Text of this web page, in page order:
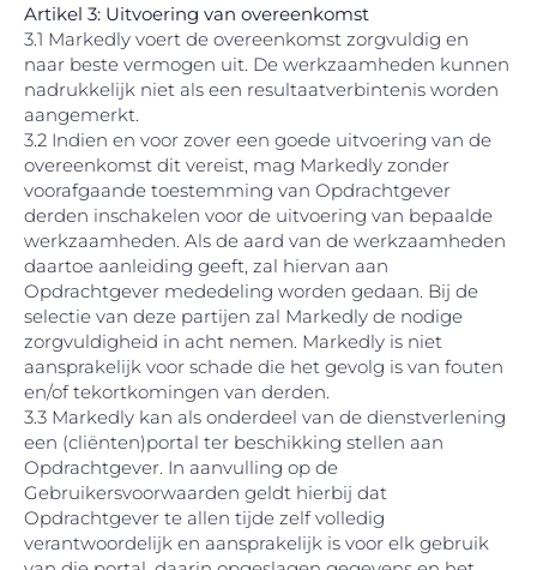
Artikel 3: Uitvoering van overeenkomst
3.1 Markedly voert de overeenkomst zorgvuldig en
naar beste vermogen uit. De werkzaamheden kunnen
nadrukkelijk niet als een resultaatverbintenis worden
aangemerkt.
3.2 Indien en voor zover een goede uitvoering van de
overeenkomst dit vereist, mag Markedly zonder
voorafgaande toestemming van Opdrachtgever
derden inschakelen voor de uitvoering van bepaalde
werkzaamheden. Als de aard van de werkzaamheden
daartoe aanleiding geeft, zal hiervan aan
Opdrachtgever mededeling worden gedaan. Bij de
selectie van deze partijen zal Markedly de nodige
zorgvuldigheid in acht nemen. Markedly is niet
aansprakelijk voor schade die het gevolg is van fouten
en/of tekortkomingen van derden.
3.3 Markedly kan als onderdeel van de dienstverlening
een (cliënten)portal ter beschikking stellen aan
Opdrachtgever. In aanvulling op de
Gebruikersvoorwaarden geldt hierbij dat
Opdrachtgever te allen tijde zelf volledig
verantwoordelijk en aansprakelijk is voor elk gebruik